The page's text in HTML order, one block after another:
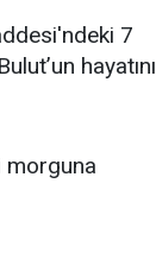
7
hayatını
morguna